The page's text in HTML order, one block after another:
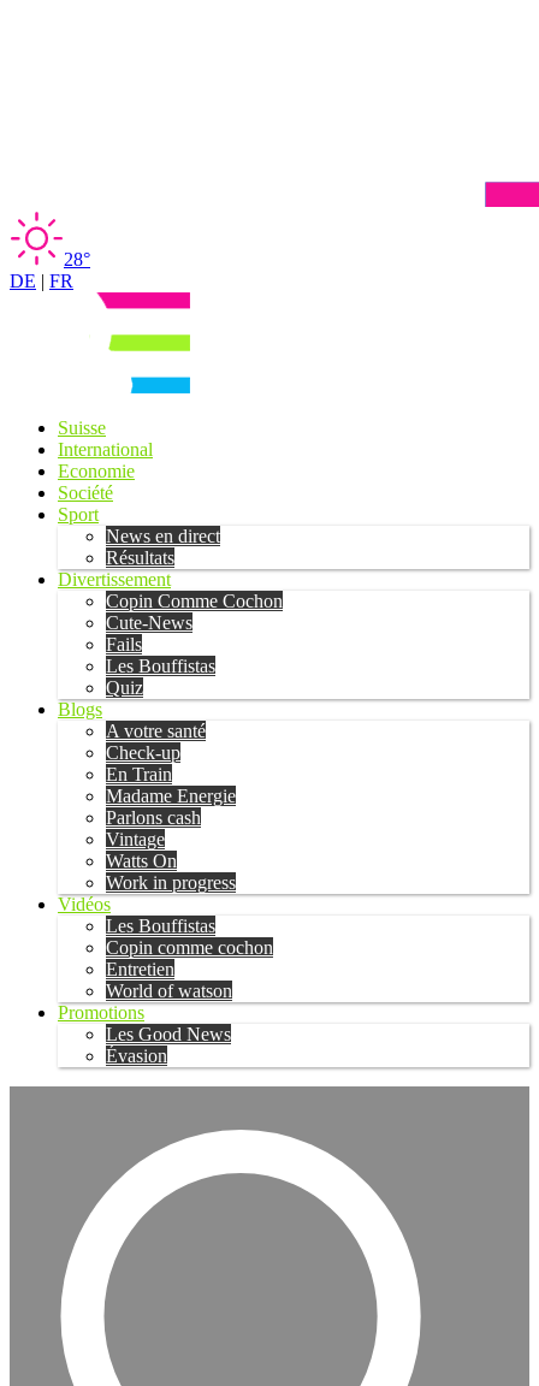
28°
DE | FR
Suisse
International
Economie
Société
Sport
News en direct
Résultats
Divertissement
Copin Comme Cochon
Cute-News
Fails
Les Bouffistas
Quiz
Blogs
A votre santé
Check-up
En Train
Madame Energie
Parlons cash
Vintage
Watts On
Work in progress
Vidéos
Les Bouffistas
Copin comme cochon
Entretien
World of watson
Promotions
Les Good News
Évasion